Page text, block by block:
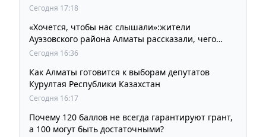
Сегодня 17:18
«Хочется, чтобы нас слышали»:жители
Ауэзовского района Алматы рассказали, чего
ждут от выборов депутатов Курултая
Сегодня 16:36
Как Алматы готовится к выборам депутатов
Курултая Республики Казахстан
Сегодня 16:17
Почему 120 баллов не всегда гарантируют грант,
а 100 могут быть достаточными?